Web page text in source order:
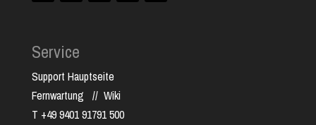
Service
Support Hauptseite
Fernwartung // Wiki
T +49 9401 91791 500